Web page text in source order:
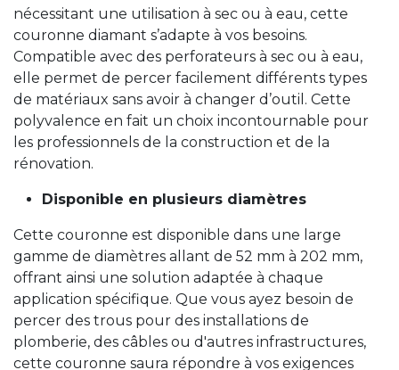
nécessitant une utilisation à sec ou à eau, cette
couronne diamant s’adapte à vos besoins.
Compatible avec des perforateurs à sec ou à eau,
elle permet de percer facilement différents types
de matériaux sans avoir à changer d’outil. Cette
polyvalence en fait un choix incontournable pour
les professionnels de la construction et de la
rénovation.
Disponible en plusieurs diamètres
Cette couronne est disponible dans une large
gamme de diamètres allant de 52 mm à 202 mm,
offrant ainsi une solution adaptée à chaque
application spécifique. Que vous ayez besoin de
percer des trous pour des installations de
plomberie, des câbles ou d'autres infrastructures,
cette couronne saura répondre à vos exigences